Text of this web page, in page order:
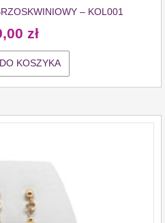
– KOL001
zł
KOSZYKA